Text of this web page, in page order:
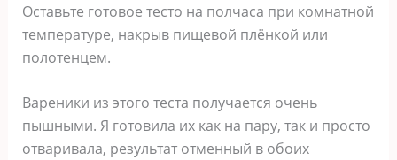
Оставьте готовое тесто на полчаса при комнатной
температуре, накрыв пищевой плёнкой или
полотенцем.
Вареники из этого теста получается очень
пышными. Я готовила их как на пару, так и просто
отваривала, результат отменный в обоих